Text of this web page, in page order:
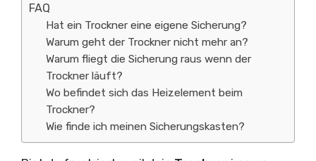
FAQ
Hat ein Trockner eine eigene Sicherung?
Warum geht der Trockner nicht mehr an?
Warum fliegt die Sicherung raus wenn der
Trockner läuft?
Wo befindet sich das Heizelement beim
Trockner?
Wie finde ich meinen Sicherungskasten?